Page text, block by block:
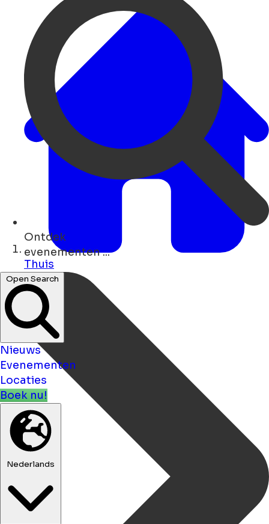
Ontdek
concerten ...
Open Search
Nieuws
Evenementen
Locaties
Boek nu!
Nederlands
Thuis